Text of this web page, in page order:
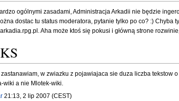
ogólnymi zasadami, Administracja Arkadii nie będzie
dostac tu status moderatora, pytanie tylko po co? :)
Aha może ktoś się pokusi i główną strone
zastanawiam, w zwiazku z pojawiajaca sie duza liczba tekstow
wiki a nie Mlotek-wiki.
21:13, 2 lip 2007 (CEST)